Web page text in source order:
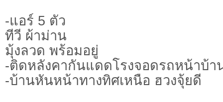
-แอร์ 5 ตัว
ทีวี ผ้าม่าน
มุ้งลวด พร้อมอยู่
-ติดหลังคากันแดดโรงจอดรถหน้าบ้า
-บ้านหันหน้าทางทิศเหนือ ฮวงจุ้ยดี